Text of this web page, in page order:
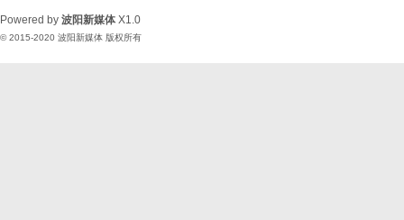
Powered by 波阳新媒体 X1.0
© 2015-2020 波阳新媒体 版权所有